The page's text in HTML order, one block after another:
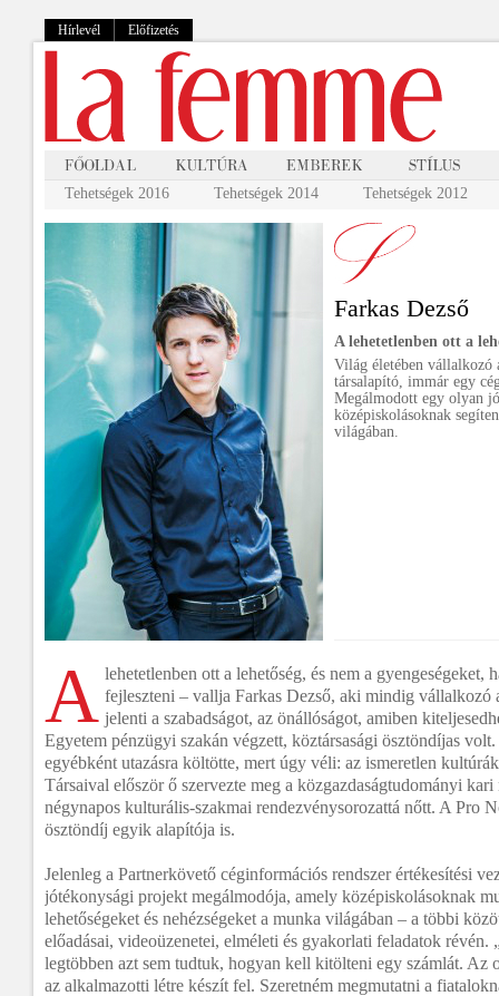
Hírlevél Előfizetés
Tehetségek 2016 Tehetségek 2014 Tehetségek 2012
Farkas Dezső
A lehetetlenben ott a
Világ életében
társalapító, immár egy
Megálmodott egy olyan
középiskolásoknak
világában.
A lehetetlenben ott a lehetőség, és nem a gyengeségeket,
fejleszteni – vallja Farkas Dezső, aki mindig vállalkozó
jelenti a szabadságot, az önállóságot, amiben
Egyetem pénzügyi szakán végzett, köztársasági ösztöndíjas
egyébként utazásra költötte, mert úgy véli: az ismeretlen
Társaival először ő szervezte meg a közgazdaságtudományi
négynapos kulturális-szakmai rendezvénysorozattá nőtt. A Pro
ösztöndíj egyik alapítója is.
Jelenleg a Partnerkövető céginformációs rendszer értékesítési
jótékonysági projekt megálmodója, amely középiskolásoknak
lehetőségeket és nehézségeket a munka világában – a többi
előadásai, videoüzenetei, elméleti és gyakorlati feladatok révén.
legtöbben azt sem tudtuk, hogyan kell kitölteni egy számlát. Az
az alkalmazotti létre készít fel. Szeretném megmutatni a